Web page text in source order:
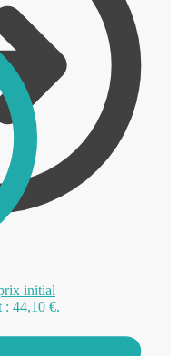
initial
: 44,10 €.